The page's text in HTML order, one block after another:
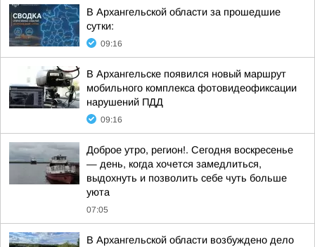
В Архангельской области за прошедшие
сутки:
09:16
В Архангельске появился новый маршрут
мобильного комплекса фотовидеофиксации
нарушений ПДД
09:16
Доброе утро, регион!. Сегодня воскресенье
— день, когда хочется замедлиться,
выдохнуть и позволить себе чуть больше
уюта
07:05
В Архангельской области возбуждено дело